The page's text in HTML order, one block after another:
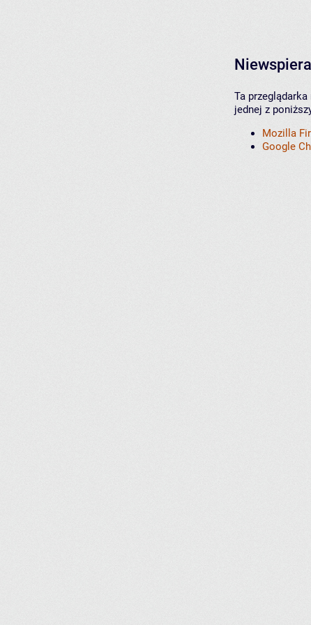
Ta
jednej z
Mozilla
Google